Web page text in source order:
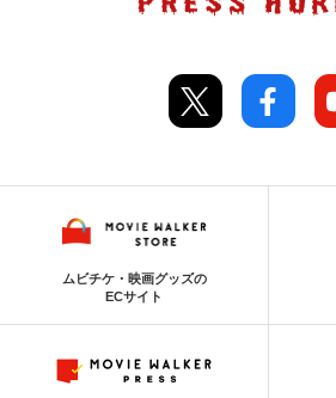
ムビチケ・映画グッズの
ECサイト